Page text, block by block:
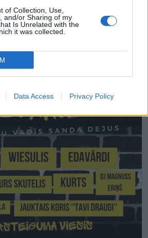
of Collection, Use,
and/or Sharing of my
Is Unrelated with the
it was collected.
Data Access Privacy Policy
vārdā Ukraina uzvarētu."